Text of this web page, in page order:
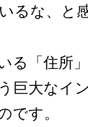
るな、と
る「住所
巨大なイ
です。